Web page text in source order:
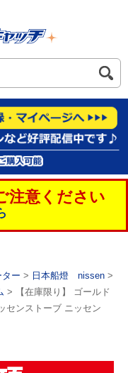
注意ください
ー > 日本船燈 nissen >
> 【在庫限り】 ゴールド
センストーブ ニッセン